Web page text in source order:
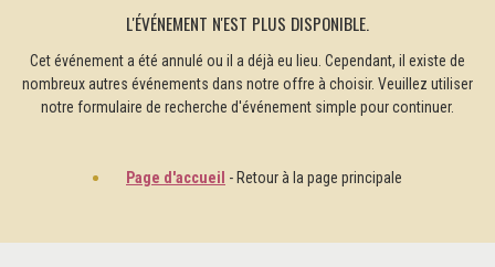
L'ÉVÉNEMENT N'EST PLUS DISPONIBLE.
Cet événement a été annulé ou il a déjà eu lieu. Cependant, il existe de
nombreux autres événements dans notre offre à choisir. Veuillez utiliser
notre formulaire de recherche d'événement simple pour continuer.
Page d'accueil - Retour à la page principale